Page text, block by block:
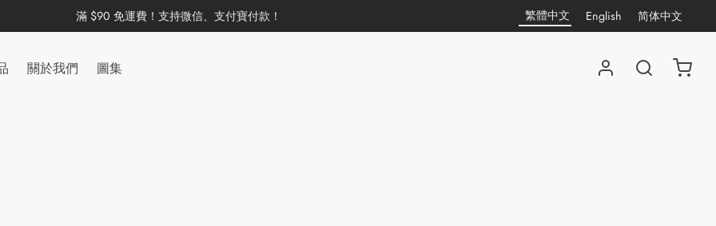
滿 $90 免運費！支持微信、支付寶付款！ 繁體中文 English 简体中文
關於我們 圖集